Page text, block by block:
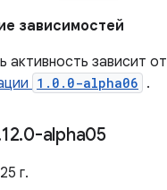
зависимостей
активность зависит от
1.0.0-alpha06 .
12.0-alpha05
г.